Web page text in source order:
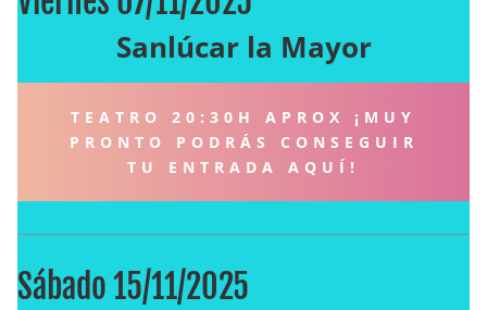
Sanlúcar la Mayor
TEATRO 20:30H APROX ¡MUY
PRONTO PODRÁS CONSEGUIR
TU ENTRADA AQUÍ!
Sábado 15/11/2025